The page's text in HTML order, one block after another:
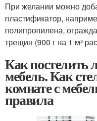
При желании можно
пластификатор,
полипропилена,
трещин (900 г на 1 м³
Как постелить
мебель. Как
комнате с
правила